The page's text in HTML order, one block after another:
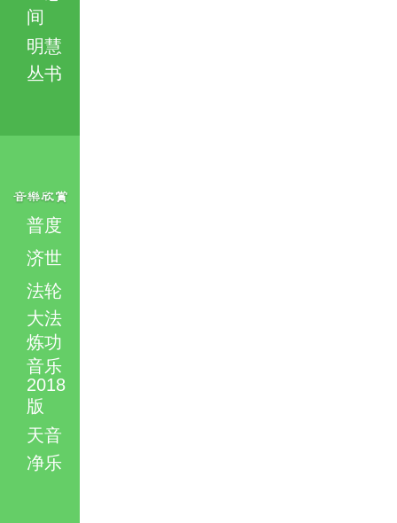
间
明慧
丛书
普度
济世
法轮
大法
炼功
音乐
2018
版
天音
净乐